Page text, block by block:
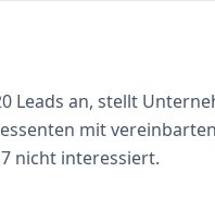
Leads an, stellt
mit
nicht interessiert.